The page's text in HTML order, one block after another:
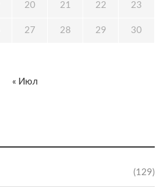
(129)
20 21 22 23
27 28 29 30
« Июл